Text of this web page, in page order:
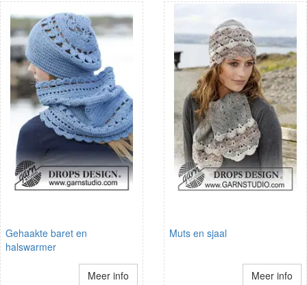
Gehaakte baret en
halswarmer
Meer info
Muts en sjaal
Meer info